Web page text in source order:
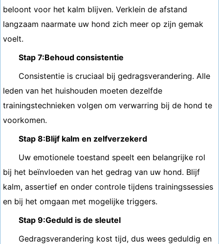
beloont voor het kalm blijven. Verklein de afstand
langzaam naarmate uw hond zich meer op zijn gemak
voelt.
Stap 7:Behoud consistentie
Consistentie is cruciaal bij gedragsverandering. Alle
leden van het huishouden moeten dezelfde
trainingstechnieken volgen om verwarring bij de hond te
voorkomen.
Stap 8:Blijf kalm en zelfverzekerd
Uw emotionele toestand speelt een belangrijke rol
bij het beïnvloeden van het gedrag van uw hond. Blijf
kalm, assertief en onder controle tijdens trainingssessies
en bij het omgaan met mogelijke triggers.
Stap 9:Geduld is de sleutel
Gedragsverandering kost tijd, dus wees geduldig en